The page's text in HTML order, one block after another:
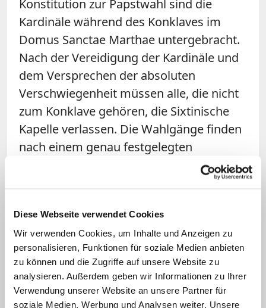
Diese Webseite verwendet Cookies
Wir verwenden Cookies, um Inhalte und Anzeigen zu
personalisieren, Funktionen für soziale Medien anbieten
zu können und die Zugriffe auf unsere Website zu
analysieren. Außerdem geben wir Informationen zu Ihrer
Verwendung unserer Website an unsere Partner für
soziale Medien, Werbung und Analysen weiter. Unsere
Konstitution zur Papstwahl sind die
Kardinäle während des Konklaves im
Domus Sanctae Marthae untergebracht.
Nach der Vereidigung der Kardinäle und
dem Versprechen der absoluten
Verschwiegenheit müssen alle, die nicht
zum Konklave gehören, die Sixtinische
Kapelle verlassen. Die Wahlgänge finden
nach einem genau festgelegten
Zeremoniell statt. Gewählt ist, wer zwei
Drittel der Stimmen auf sich vereinigen
noch kein Papst gewählt sein, können
sich die Kardinäle mit absoluter Mehrheit
für einen anderen Wahlmodus
entscheiden. Der Papst muss dann nur
noch mit einfacher Mehrheit gewählt